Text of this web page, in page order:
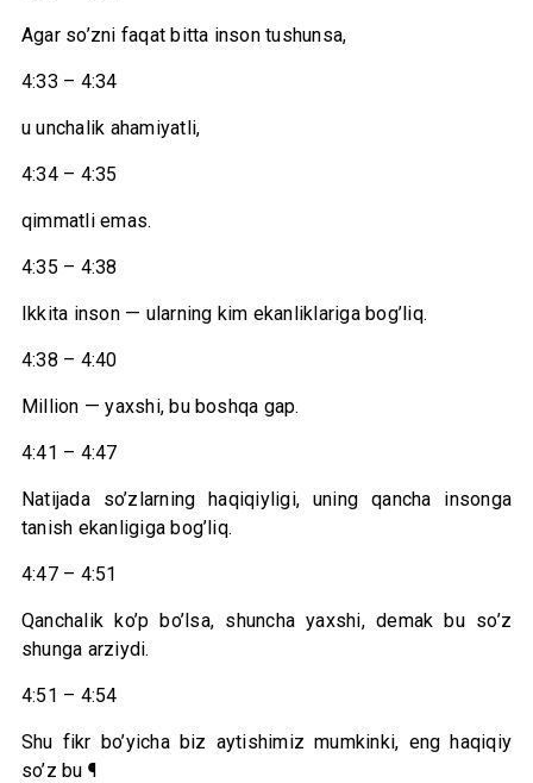
Agar so’zni faqat bitta inson tushunsa,
4:33 – 4:34
u unchalik ahamiyatli,
4:34 – 4:35
qimmatli emas.
4:35 – 4:38
Ikkita inson — ularning kim ekanliklariga bog’liq.
4:38 – 4:40
Million — yaxshi, bu boshqa gap.
4:41 – 4:47
Natijada so’zlarning haqiqiyligi, uning qancha insonga
tanish ekanligiga bog’liq.
4:47 – 4:51
Qanchalik ko’p bo’lsa, shuncha yaxshi, demak bu so’z
shunga arziydi.
4:51 – 4:54
Shu fikr bo’yicha biz aytishimiz mumkinki, eng haqiqiy
so’z bu ¶